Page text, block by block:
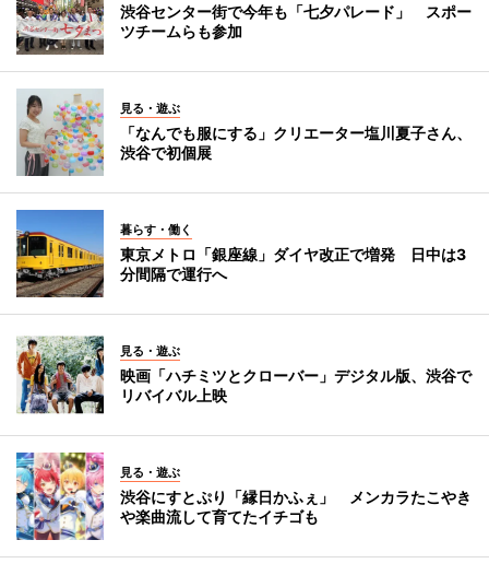
渋谷センター街で今年も「七夕パレード」 スポー
ツチームらも参加
見る・遊ぶ
「なんでも服にする」クリエーター塩川夏子さん、
渋谷で初個展
暮らす・働く
東京メトロ「銀座線」ダイヤ改正で増発 日中は3
分間隔で運行へ
見る・遊ぶ
映画「ハチミツとクローバー」デジタル版、渋谷で
リバイバル上映
見る・遊ぶ
渋谷にすとぷり「縁日かふぇ」 メンカラたこやき
や楽曲流して育てたイチゴも